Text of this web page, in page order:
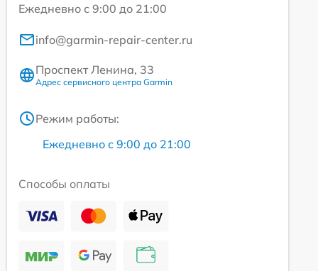
Ежедневно с 9:00 до 21:00
info@garmin-repair-center.ru
Проспект Ленина, 33
Адрес сервисного центра Garmin
Режим работы:
Ежедневно с 9:00 до 21:00
Способы оплаты